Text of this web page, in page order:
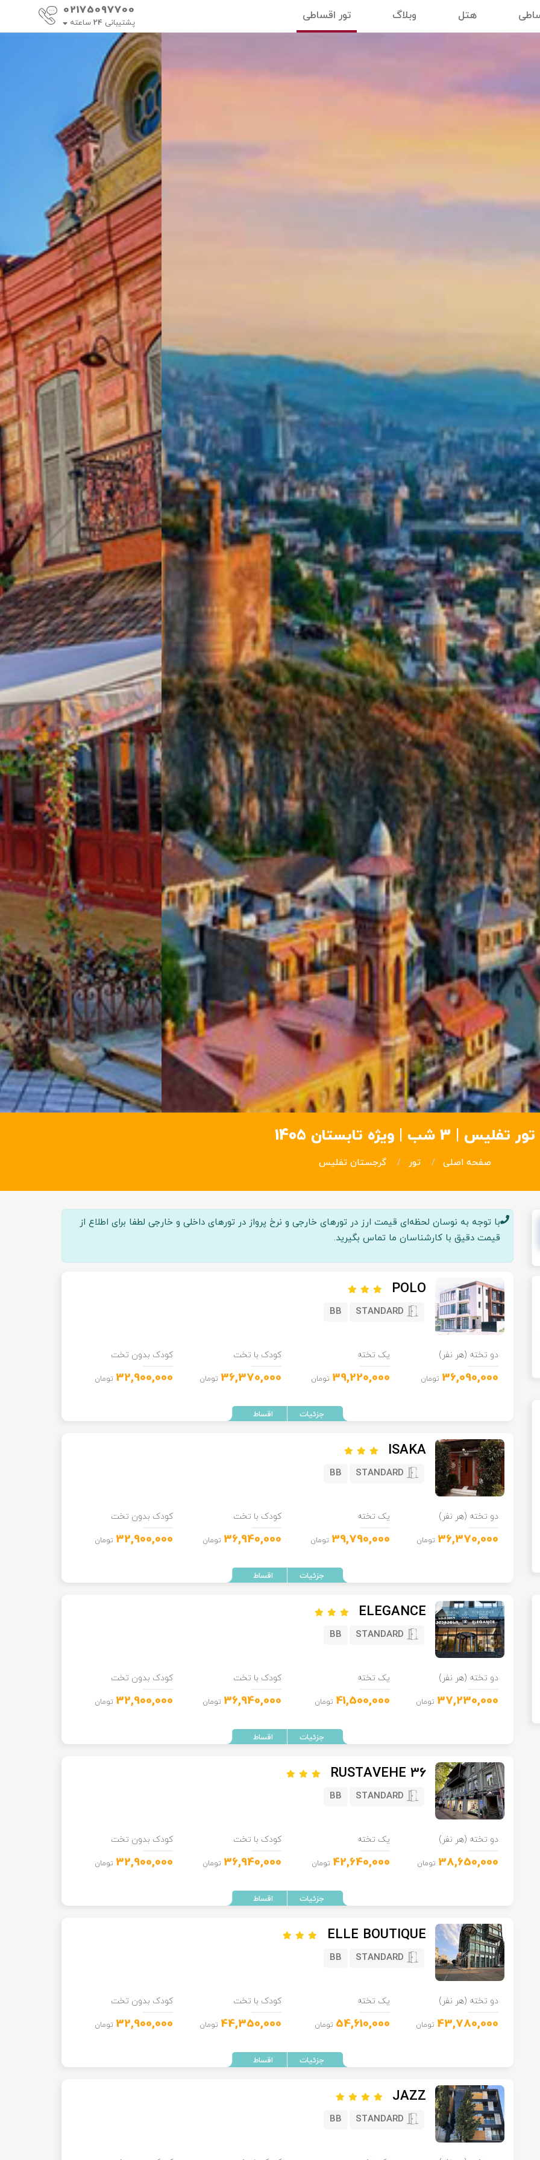
هتل وبلاگ تور اقساطی 02175097700
پشتیبانی 24 ساعته
تور تفلیس | 3 شب | ویژه تابستان 1405
صفحه اصلی تور گرجستان تفلیس
با توجه به نوسان لحظه‌ای قیمت ارز در تور‌های خارجی و نرخ پرواز در تور‌های داخلی و خارجی لطفا برای اطلاع از
قیمت دقیق با کارشناسان ما تماس بگیرید.
POLO
STANDARD
BB
دو تخته (هر نفر) یک تخته کودک با تخت کودک بدون تخت
36,090,000 تومان 39,220,000 تومان 36,370,000 تومان 32,900,000 تومان
ISAKA
STANDARD
BB
دو تخته (هر نفر) یک تخته کودک با تخت کودک بدون تخت
36,370,000 تومان 39,790,000 تومان 36,940,000 تومان 32,900,000 تومان
ELEGANCE
STANDARD
BB
دو تخته (هر نفر) یک تخته کودک با تخت کودک بدون تخت
37,230,000 تومان 41,500,000 تومان 36,940,000 تومان 32,900,000 تومان
RUSTAVEHE 36
STANDARD
BB
دو تخته (هر نفر) یک تخته کودک با تخت کودک بدون تخت
38,650,000 تومان 42,640,000 تومان 36,940,000 تومان 32,900,000 تومان
ELLE BOUTIQUE
STANDARD
BB
دو تخته (هر نفر) یک تخته کودک با تخت کودک بدون تخت
43,780,000 تومان 54,610,000 تومان 44,350,000 تومان 32,900,000 تومان
JAZZ
STANDARD
BB